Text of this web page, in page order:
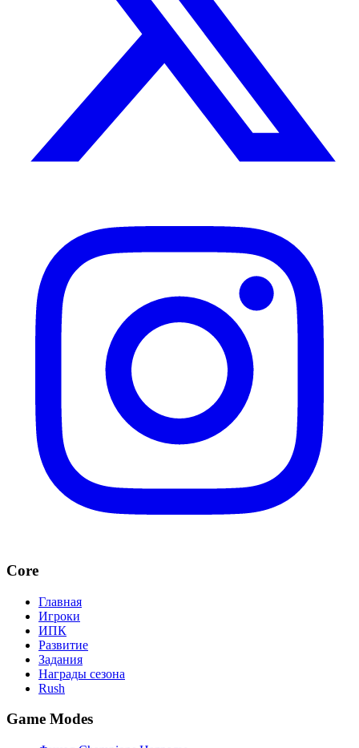
Core
Главная
Игроки
ИПК
Развитие
Задания
Награды сезона
Rush
Game Modes